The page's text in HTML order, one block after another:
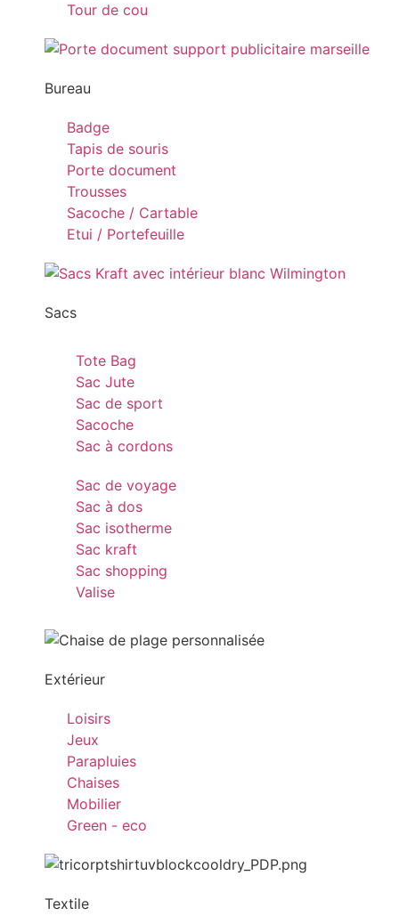
Tour de cou
Bureau
Badge
Tapis de souris
Porte document
Trousses
Sacoche / Cartable
Etui / Portefeuille
Sacs
Tote Bag
Sac Jute
Sac de sport
Sacoche
Sac à cordons
Sac de voyage
Sac à dos
Sac isotherme
Sac kraft
Sac shopping
Valise
Extérieur
Loisirs
Jeux
Parapluies
Chaises
Mobilier
Green - eco
Textile